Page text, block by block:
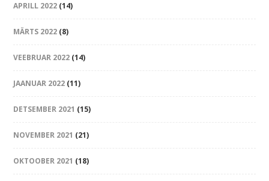
APRILL 2022 (14)
MÄRTS 2022 (8)
VEEBRUAR 2022 (14)
JAANUAR 2022 (11)
DETSEMBER 2021 (15)
NOVEMBER 2021 (21)
OKTOOBER 2021 (18)